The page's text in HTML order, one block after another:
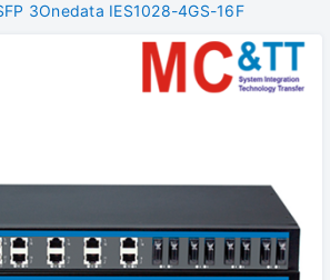
3Onedata IES1028-4GS-16F